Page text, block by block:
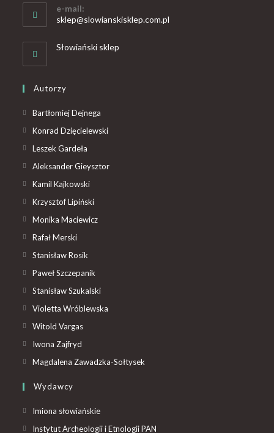
e-mail:
sklep@slowianskisklep.com.pl
Słowiański sklep
Autorzy
Bartłomiej Dejnega
Konrad Dzięcielewski
Leszek Gardeła
Aleksander Gieysztor
Kamil Kajkowski
Krzysztof Lipiński
Monika Maciewicz
Rafał Merski
Stanisław Rosik
Paweł Szczepanik
Stanisław Szukalski
Violetta Wróblewska
Witold Vargas
Iwona Zajfryd
Magdalena Zawadzka-Sołtysek
Wydawcy
Imiona słowiańskie
Instytut Archeologii i Etnologii PAN